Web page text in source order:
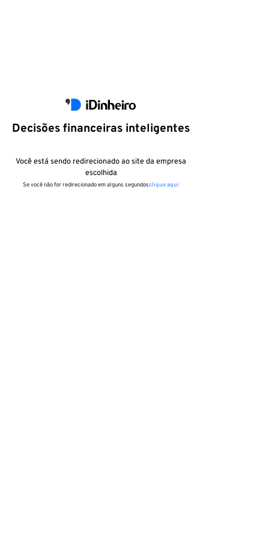
Decisões financeiras inteligentes
Você está sendo redirecionado ao site da empresa
escolhida
Se você não for redirecionado em alguns segundosclique aqui